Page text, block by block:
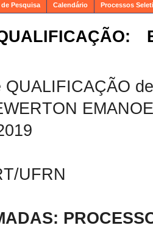
Pesquisa Calendário Processos
QUALIFICAÇÃO
UFRN